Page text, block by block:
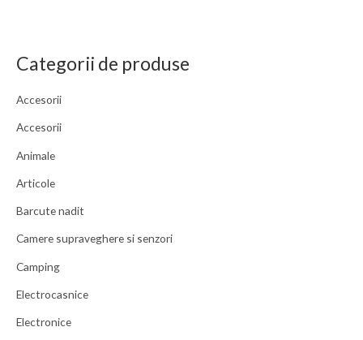
Categorii de produse
Accesorii
Accesorii
Animale
Articole
Barcute nadit
Camere supraveghere si senzori
Camping
Electrocasnice
Electronice